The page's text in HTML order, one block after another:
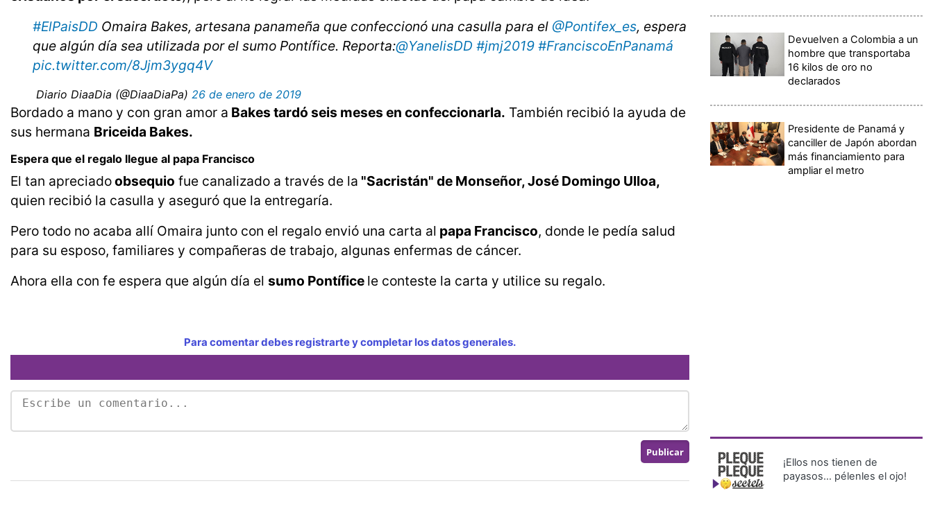
#ElPaisDD Omaira Bakes, artesana panameña que confeccionó una casulla para el @Pontifex_es, espera
que algún día sea utilizada por el sumo Pontífice. Reporta:@YanelisDD #jmj2019 #FranciscoEnPanamá
pic.twitter.com/8Jjm3ygq4V
 Diario DiaaDia (@DiaaDiaPa) 26 de enero de 2019
Bordado a mano y con gran amor a Bakes tardó seis meses en confeccionarla. También recibió la ayuda de
sus hermana Briceida Bakes.
Espera que el regalo llegue al papa Francisco
El tan apreciadoobsequio fue canalizado a través de la "Sacristán" de Monseñor, José Domingo Ulloa,
quien recibió la casulla y aseguró que la entregaría.
Pero todo no acaba allí Omaira junto con el regalo envió una carta al papa Francisco, donde le pedía salud
para su esposo, familiares y compañeras de trabajo, algunas enfermas de cáncer.
Ahora ella con fe espera que algún día el sumo Pontífice le conteste la carta y utilice su regalo.
Para comentar debes registrarte y completar los datos generales.
Devuelven a Colombia a un
hombre que transportaba
16 kilos de oro no
declarados
Presidente de Panamá y
canciller de Japón abordan
más financiamiento para
ampliar el metro
¡Ellos nos tienen de
payasos… pélenles el ojo!